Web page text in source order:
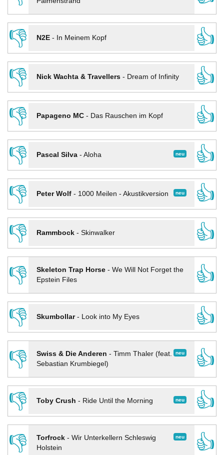
👎
N2E- In Meinem Kopf
👍
👎
Nick Wachta & Travellers- Dream of Infinity
👍
👎
Papageno MC- Das Rauschen im Kopf
👍
👎
neu
Pascal Silva- Aloha
👍
👎
neu
Peter Wolf- 1000 Meilen - Akustikversion
👍
👎
Rammbock- Skinwalker
👍
👎
Skeleton Trap Horse- We Will Not Forget the
Epstein Files
👍
👎
Skumbollar- Look into My Eyes
👍
👎
neu
Swiss & Die Anderen - Timm Thaler (feat.
Sebastian Krumbiegel)
👍
👎
neu
Toby Crush - Ride Until the Morning
👍
👎
neu
Torfrock- Wir Unterkellern Schleswig
Holstein
👍